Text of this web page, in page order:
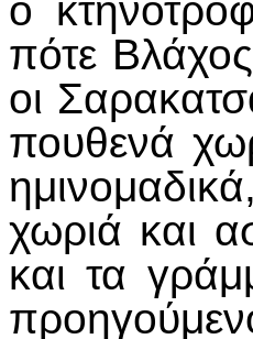
ο
πότε
οι
πουθενά
χωριά και
και τα